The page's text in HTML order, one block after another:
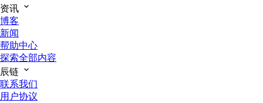
资讯
博客
新闻
帮助中心
探索全部内容
辰链
联系我们
用户协议